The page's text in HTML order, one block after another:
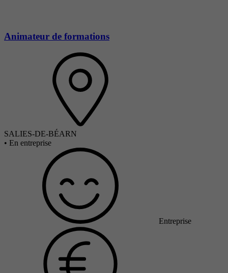
Animateur de formations
SALIES-DE-BÉARN
• En entreprise
Entreprise